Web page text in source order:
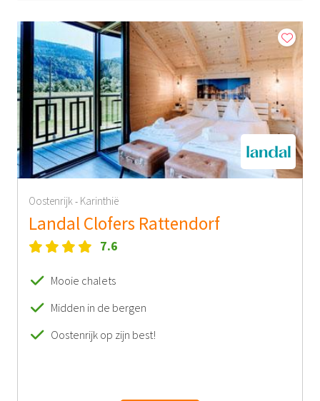
Oostenrijk- Karinthië
Landal Clofers Rattendorf
7.6
Mooie chalets
Midden in de bergen
Oostenrijk op zijn best!